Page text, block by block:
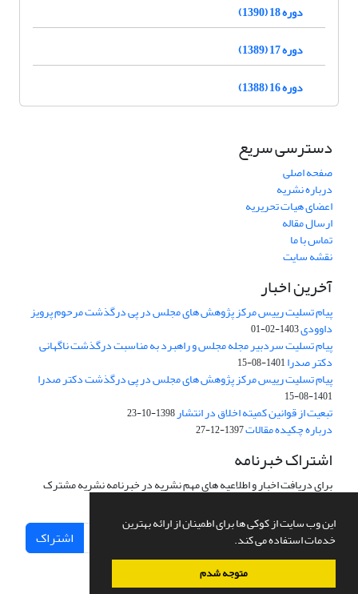
این وب سایت از کوکی ها برای اطمینان از ارائه بهترین
خدمات استفاده می کند.
متوجه شدم
دوره 18 (1390)
دوره 17 (1389)
دوره 16 (1388)
دسترسی سریع
صفحه اصلی
درباره نشریه
اعضای هیات تحریریه
ارسال مقاله
تماس با ما
نقشه سایت
آخرین اخبار
پیام تسلیت رییس مرکز پژوهش های مجلس در پی درگذشت مرحوم پرویز
داوودی1403-02-01
پیام تسلیت سردبیر مجله مجلس و راهبرد به مناسبت درگذشت ناگهانی
دکتر صدرا1401-08-15
پیام تسلیت رییس مرکز پژوهش های مجلس در پی درگذشت دکتر صدرا
1401-08-15
تبعیت از قوانین کمیته اخلاق در انتشار1398-10-23
درباره چکیده مقالات1397-12-27
اشتراک خبرنامه
برای دریافت اخبار و اطلاعیه های مهم نشریه در خبرنامه نشریه مشترک
اشتراک